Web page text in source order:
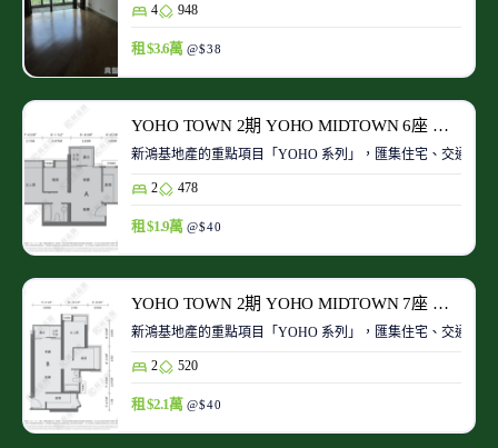
4 948
租 $3.6萬 @$38
YOHO TOWN 2期 YOHO MIDTOWN 6座 極高層 A室
新鴻基地產的重點項目「YOHO 系列」，匯集住宅、交通、
2 478
租 $1.9萬 @$40
YOHO TOWN 2期 YOHO MIDTOWN 7座 低層 B室
新鴻基地產的重點項目「YOHO 系列」，匯集住宅、交通、
2 520
租 $2.1萬 @$40